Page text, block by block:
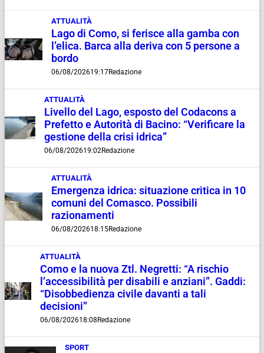
ATTUALITÀ
Lago di Como, si ferisce alla gamba con
l’elica. Barca alla deriva con 5 persone a
bordo
06/08/202619:17Redazione
ATTUALITÀ
Livello del Lago, esposto del Codacons a
Prefetto e Autorità di Bacino: “Verificare la
gestione della crisi idrica”
06/08/202619:02Redazione
ATTUALITÀ
Emergenza idrica: situazione critica in 10
comuni del Comasco. Possibili
razionamenti
06/08/202618:15Redazione
ATTUALITÀ
Como e la nuova Ztl. Negretti: “A rischio
l’accessibilità per disabili e anziani”. Gaddi:
“Disobbedienza civile davanti a tali
decisioni”
06/08/202618:08Redazione
SPORT